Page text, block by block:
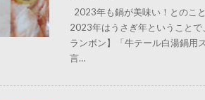
2023年も鍋が美味い！とのこ
2023年はうさぎ年ということ
ランボン】「牛テール白湯鍋用
言…